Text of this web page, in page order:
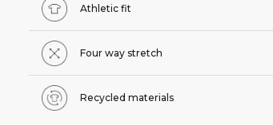
Athletic fit
Four way stretch
Recycled materials